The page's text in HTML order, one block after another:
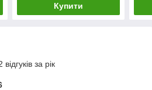
Купити
за рік